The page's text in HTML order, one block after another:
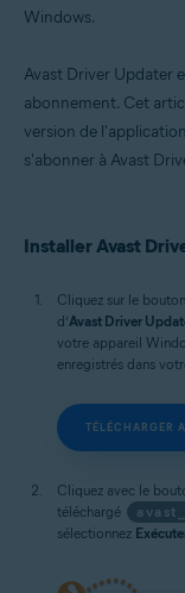
Windows.
Avast Driver Updater
abonnement. Cet
version de
s'abonner à Avast
Installer Avast
Cliquez sur le
d’Avast Driver
votre appareil
enregistrés dans
TÉLÉCHARGER
Cliquez avec le
téléchargé
sélectionnez